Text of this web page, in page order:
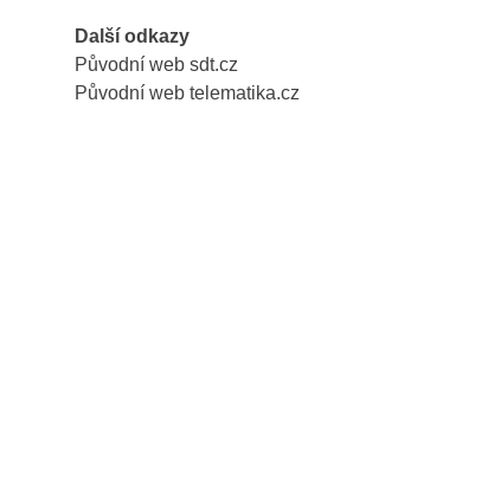
Další odkazy
Původní web sdt.cz
Původní web telematika.cz